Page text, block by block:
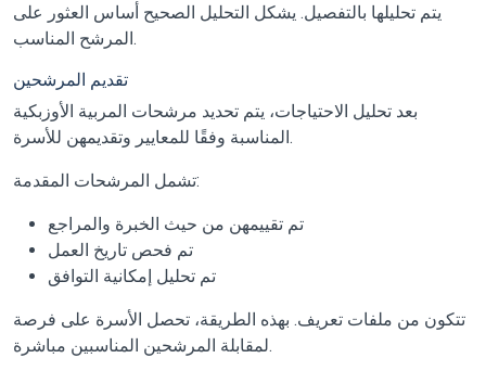
يتم تحليلها بالتفصيل. يشكل التحليل الصحيح أساس العثور على
المرشح المناسب.
تقديم المرشحين
بعد تحليل الاحتياجات، يتم تحديد مرشحات المربية الأوزبكية
المناسبة وفقًا للمعايير وتقديمهن للأسرة.
تشمل المرشحات المقدمة:
تم تقييمهن من حيث الخبرة والمراجع
تم فحص تاريخ العمل
تم تحليل إمكانية التوافق
تتكون من ملفات تعريف. بهذه الطريقة، تحصل الأسرة على فرصة
لمقابلة المرشحين المناسبين مباشرة.